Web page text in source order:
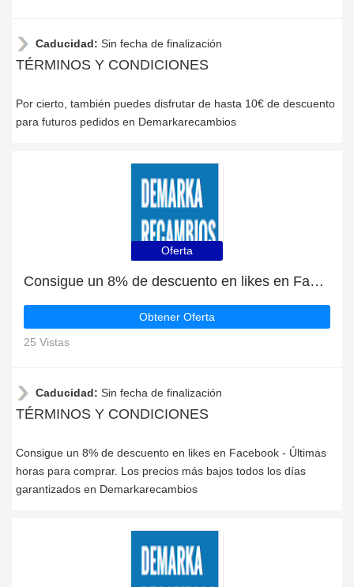
Caducidad: Sin fecha de finalización
TÉRMINOS Y CONDICIONES
Por cierto, también puedes disfrutar de hasta 10€ de descuento
para futuros pedidos en Demarkarecambios
Oferta
Consigue un 8% de descuento en likes en Facebook
Obtener Oferta
25 Vistas
Caducidad: Sin fecha de finalización
TÉRMINOS Y CONDICIONES
Consigue un 8% de descuento en likes en Facebook - Últimas
horas para comprar. Los precios más bajos todos los días
garantizados en Demarkarecambios